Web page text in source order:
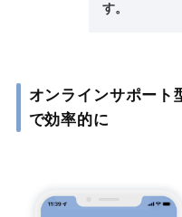
す。
オンラインサポート
で効率的に